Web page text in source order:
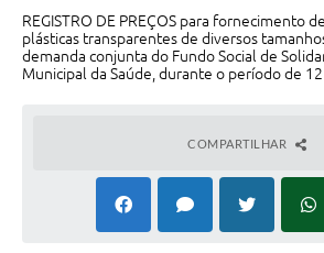
Telefones Úteis
Emprega
REGISTRO DE PREÇOS para fornecimento
plásticas transparentes de diversos
demanda conjunta do Fundo Social de
Municipal da Saúde, durante o período de
COMPARTILHAR